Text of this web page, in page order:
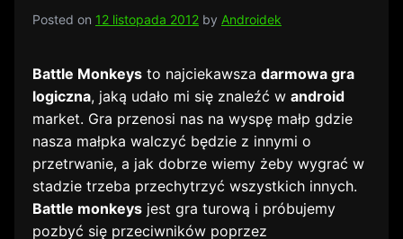
Posted on 12 listopada 2012 by Androidek
Battle Monkeys to najciekawsza darmowa gra
logiczna, jaką udało mi się znaleźć w android
market. Gra przenosi nas na wyspę małp gdzie
nasza małpka walczyć będzie z innymi o
przetrwanie, a jak dobrze wiemy żeby wygrać w
stadzie trzeba przechytrzyć wszystkich innych.
Battle monkeys jest gra turową i próbujemy
pozbyć się przeciwników poprzez